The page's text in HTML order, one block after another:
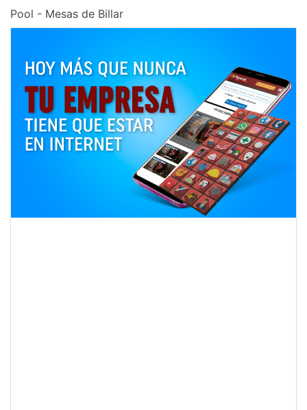
Pool - Mesas de Billar